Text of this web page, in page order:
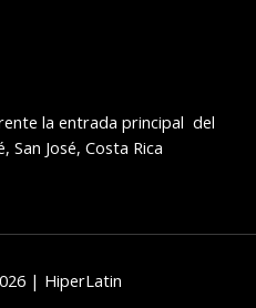
la entrada principal del
San José, Costa Rica
| HiperLatin